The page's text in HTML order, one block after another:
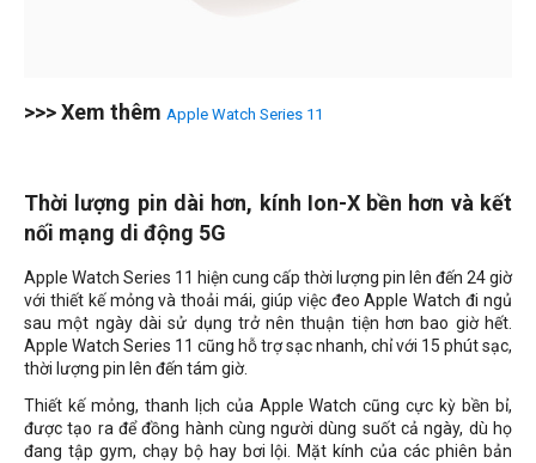
>>> Xem thêm Apple Watch Series 11
Thời lượng pin dài hơn, kính Ion-X bền hơn và kết
nối mạng di động 5G
Apple Watch Series 11 hiện cung cấp thời lượng pin lên đến 24 giờ
với thiết kế mỏng và thoải mái, giúp việc đeo Apple Watch đi ngủ
sau một ngày dài sử dụng trở nên thuận tiện hơn bao giờ hết.
Apple Watch Series 11 cũng hỗ trợ sạc nhanh, chỉ với 15 phút sạc,
thời lượng pin lên đến tám giờ.
Thiết kế mỏng, thanh lịch của Apple Watch cũng cực kỳ bền bỉ,
được tạo ra để đồng hành cùng người dùng suốt cả ngày, dù họ
đang tập gym, chạy bộ hay bơi lội. Mặt kính của các phiên bản